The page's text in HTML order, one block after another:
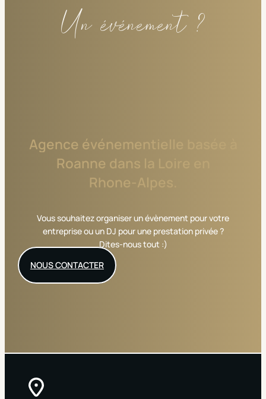
Un événement ?
Agence événementielle
Roanne dans la Loire
Rhone-Alpes.
Vous souhaitez organiser un évènement pour votre
entreprise ou un DJ pour une prestation privée ?
Dites-nous tout :)
NOUS CONTACTER